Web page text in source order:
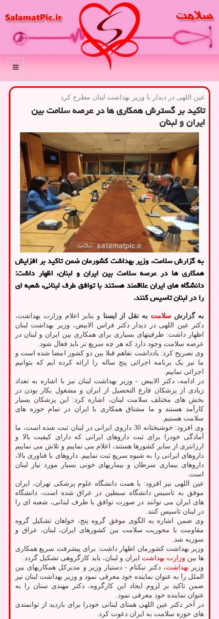
منو
عین اللهی در دیدار با وزیر بهداشت لبنان مطرح كرد
تاکید بر گسترش همکاری ها در عرصه سلامت بین
ایران و لبنان
به گزارش سلامت، وزیر بهداشت کشورمان ضمن تاکید بر افزایش
همکاری ها در عرصه سلامت بین ایران و لبنان، اظهار داشت:
دانشگاه های ایران علاقمند هستند با توافق طرف لبنانی، شعبه ای
را در لبنان تاسیس کنند.
به گزارش سلامت به نقل از ایسنا و بنابر اعلام وزارت بهداشت،
دکتر عین اللهی در دیدار دکتر فراس الابیض، وزیر بهداشت لبنان
اظهار داشت: ظرفیتهای بسیاری برای همکاری بین ایران و لبنان در
عرصه سلامت وجود دارد که هر چه سریع تر باید فعال شود.
وی تصریح کرد: یادداشت تفاهم قبلا بین دو کشور امضا شده است و
ما نیز یک برنامه اجرائی پنج ساله را ارائه کرده ایم که بتوانیم
اجرائی نماییم.
در ادامه، دکتر الابیض - وزیر بهداشت لبنان نیز با اشاره به تعداد
زیادی از پزشکان فارغ التحصیل از ایران و مشغول بکار بودن در
بخش های مختلف سلامت لبنان، اشاره کرد: این پزشکان بسیار
کارآمد هستند و ما مشتاق همکاری با ایران در تمام حوزه های
سلامت هستیم.
وی افزود: خوشبختانه 30 داروی ایرانی در لبنان ثبت شده است، ما
آمادگی خودرا برای ثبت داروهای ایرانی که دارای کیفیت بالا و
ارزانتری از سایر کشورها هستند، اعلام می نماییم و تلاش می نماییم
داروهای ایرانی را به شیوه سریع ثبت نماییم. داروهای با فناوری بالا،
داروهای بیماری سرطان و بیماریهای خونی بسیار مورد نیاز لبنان
است.
عین اللهی نیز افزود: با همت دانشگاه علوم پزشکی تهران، ایران
موفق به تاسیس دانشگاه سبطین در عراق شده است، دانشگاه
های ایران می توانند در صورت توافق با طرف لبنانی، شعبه ای را
در لبنان تاسیس کنند.
وی ضمن اشاره به الگوی موفق گروه پنج، خواهان تشکیل گروه
مقاومت با محوریت سلامت بین کشورهای ایران، لبنان، عراق و
سوریه شد.
وزیر بهداشت کشورمان اظهار داشت: برای پیشرفت سریع همکاری
ها بین وزارت بهداشت ایران و لبنان، باید کارگروهی تشکیل گردد.
وزیر بهداشت، دکتر نیکنام - دستیار وزیر و مدیرکل همکاریهای بین
الملل را به عنوان نماینده خود معرفی نمود و وزیر بهداشت لبنان نیز
ضمن تاکید بر لزوم ایجاد این کارگروه، دکتر مهندی سنان را به
عنوان نماینده خود معرفی نمود.
در آخر دکتر عین اللهی همتای لبنانی خودرا برای بازدید از توانمندی
های حوزه سلامت به ایران دعوت کرد.